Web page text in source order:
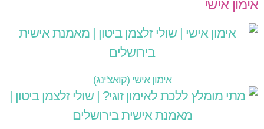
אימון אישי
אימון אישי (קואצ'ינג)